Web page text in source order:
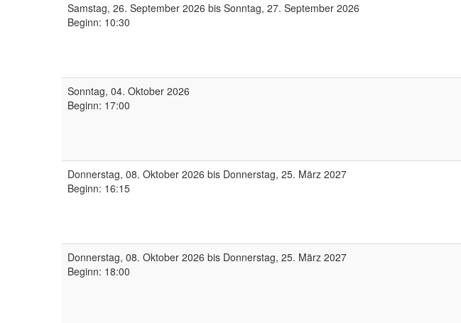
Samstag, 26. September 2026 bis Sonntag, 27. September 2026
Beginn: 10:30
Sonntag, 04. Oktober 2026
Beginn: 17:00
Donnerstag, 08. Oktober 2026 bis Donnerstag, 25. März 2027
Beginn: 16:15
Donnerstag, 08. Oktober 2026 bis Donnerstag, 25. März 2027
Beginn: 18:00